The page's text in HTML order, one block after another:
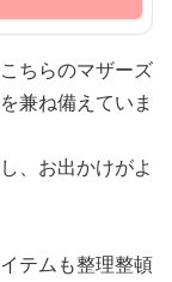
ちらのマザーズ
兼ね備えていま
、お出かけがよ
テムも整理整頓